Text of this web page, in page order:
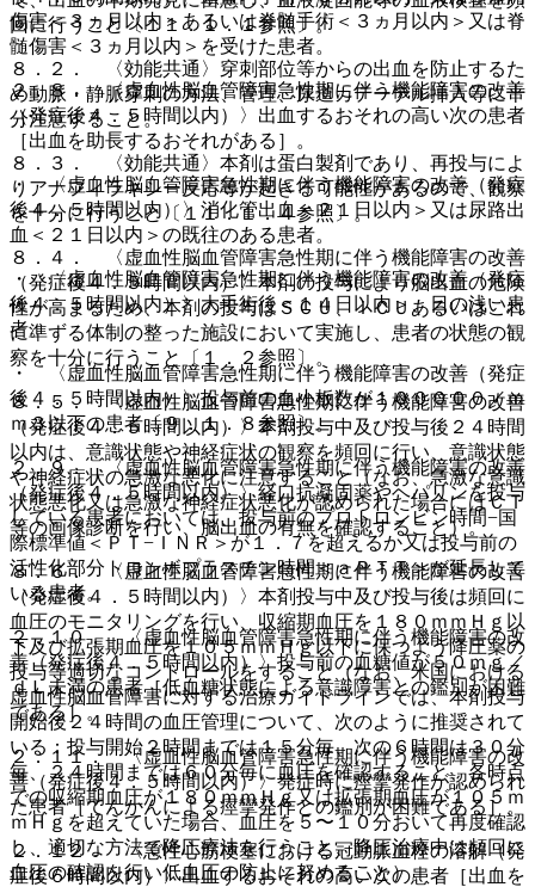
回に行うこと〔１１．１．１参照〕。
８．２． 〈効能共通〉穿刺部位等からの出血を防止するた
め動脈・静脈穿刺の方法、管理、尿道カテーテル挿入等に十
分注意すること。
８．３． 〈効能共通〉本剤は蛋白製剤であり、再投与によ
りアナフィラキシー反応等が起きる可能性があるので、観察
を十分に行うこと〔１１．１．４参照〕。
８．４． 〈虚血性脳血管障害急性期に伴う機能障害の改善
（発症後４．５時間以内）〉本剤の投与により脳出血の危険
性が高まるため、本剤の投与はＳＣＵ、ＩＣＵあるいはこれ
に準ずる体制の整った施設において実施し、患者の状態の観
察を十分に行うこと〔１．２参照〕。
８．５． 〈虚血性脳血管障害急性期に伴う機能障害の改善
（発症後４．５時間以内）〉本剤投与中及び投与後２４時間
以内は、意識状態や神経症状の観察を頻回に行い、意識状態
や神経症状の急激な悪化に注意すること（なお、急激な意識
状態悪化又は急激な神経症状悪化が認められた場合にはＣＴ
等の画像診断を行い、脳出血の有無を確認すること）。
８．６． 〈虚血性脳血管障害急性期に伴う機能障害の改善
（発症後４．５時間以内）〉本剤投与中及び投与後は頻回に
血圧のモニタリングを行い、収縮期血圧を１８０ｍｍＨｇ以
下及び拡張期血圧を１０５ｍｍＨｇ以下に保つよう降圧薬の
投与等適切なコントロールをすること（なお、米国における
虚血性脳血管障害に対する治療ガイドラインでは、本剤投与
開始後２４時間の血圧管理について、次のように推奨されて
いる：投与開始２時間までは１５分毎、次の６時間は３０分
毎、２４時間までは６０分毎に血圧を確認すること、各時点
での収縮期血圧が１８０ｍｍＨｇ又は拡張期血圧が１０５ｍ
ｍＨｇを超えていた場合、血圧を５〜１０分おいて再度確認
し、適切な方法で降圧療法を行うこと、降圧治療中は頻回に
血圧の確認を行い低血圧の防止に努めること）。
傷害＜３ヵ月以内＞あるいは脊髄手術＜３ヵ月以内＞又は脊
髄傷害＜３ヵ月以内＞を受けた患者。
２．８． 〈虚血性脳血管障害急性期に伴う機能障害の改善
（発症後４．５時間以内）〉出血するおそれの高い次の患者
［出血を助長するおそれがある］。
・ 〈虚血性脳血管障害急性期に伴う機能障害の改善（発症
後４．５時間以内）〉消化管出血＜２１日以内＞又は尿路出
血＜２１日以内＞の既往のある患者。
・ 〈虚血性脳血管障害急性期に伴う機能障害の改善（発症
後４．５時間以内）〉大手術後＜１４日以内＞、日の浅い患
者。
・ 〈虚血性脳血管障害急性期に伴う機能障害の改善（発症
後４．５時間以内）〉投与前の血小板数が１０００００／ｍ
ｍ３以下の患者〔９．１．８参照〕。
２．９． 〈虚血性脳血管障害急性期に伴う機能障害の改善
（発症後４．５時間以内）〉経口抗凝固薬やヘパリンを投与
している患者においては、投与前のプロトロンビン時間−国
際標準値＜ＰＴ−ＩＮＲ＞が１．７を超えるか又は投与前の
活性化部分トロンボプラスチン時間＜ａＰＴＴ＞が延長して
いる患者。
２．１０． 〈虚血性脳血管障害急性期に伴う機能障害の改
善（発症後４．５時間以内）〉投与前の血糖値が５０ｍｇ／
ｄＬ未満の患者［低血糖状態による意識障害との鑑別が困難
である］。
２．１１． 〈虚血性脳血管障害急性期に伴う機能障害の改
善（発症後４．５時間以内）〉発症時に痙攣発作が認められ
た患者［てんかんによる痙攣発作との鑑別が困難である］。
２．１２． 〈急性心筋梗塞における冠動脈血栓の溶解（発
症後６時間以内）〉出血するおそれの高い次の患者［出血を